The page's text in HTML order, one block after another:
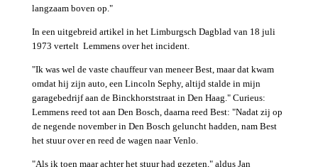
langzaam boven op."
In een uitgebreid artikel in het Limburgsch Dagblad van 18 juli
1973 vertelt Lemmens over het incident.
"Ik was wel de vaste chauffeur van meneer Best, maar dat kwam
omdat hij zijn auto, een Lincoln Sephy, altijd stalde in mijn
garagebedrijf aan de Binckhorststraat in Den Haag." Curieus:
Lemmens reed tot aan Den Bosch, daarna reed Best: "Nadat zij op
de negende november in Den Bosch geluncht hadden, nam Best
het stuur over en reed de wagen naar Venlo.
"Als ik toen maar achter het stuur had gezeten," aldus Jan